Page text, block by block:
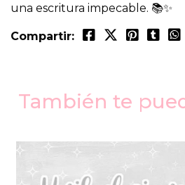
una escritura impecable. 📚✨
Compartir:
También te